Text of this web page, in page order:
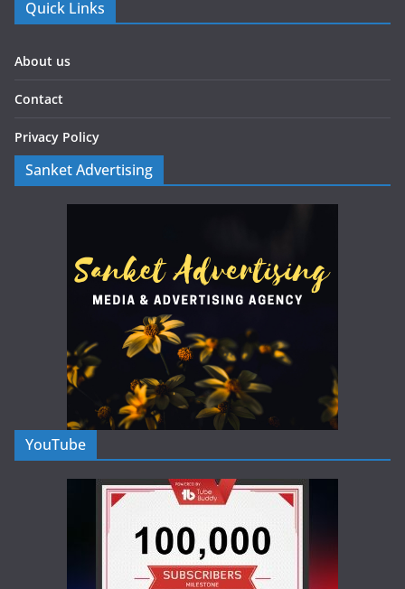
Quick Links
About us
Contact
Privacy Policy
Sanket Advertising
YouTube